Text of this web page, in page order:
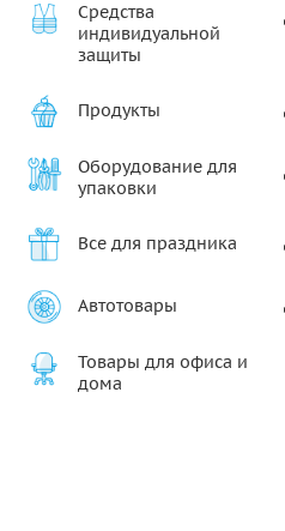
Средства
индивидуальной
защиты
Продукты
Оборудование для
упаковки
Все для праздника
Автотовары
Товары для офиса и
дома